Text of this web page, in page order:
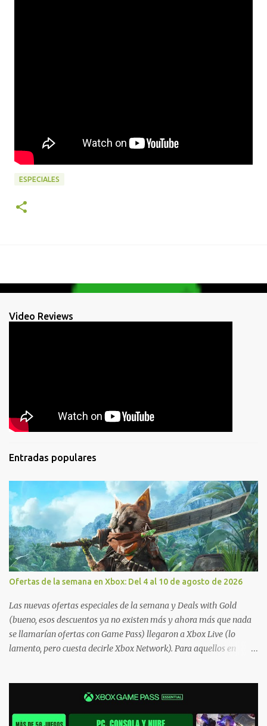
ESPECIALES
Video Reviews
Entradas populares
Ofertas de la semana en Xbox: Del 4 al 10 de agosto de 2026
Las nuevas ofertas especiales de la semana y Deals with Gold
(bueno, esos descuentos ya no existen más y ahora más que nada
se llamarían ofertas con Game Pass) llegaron a Xbox Live (lo
lamento, pero cuesta decirle Xbox Network). Para aquellos en
jugarlos y mantener un progreso compartido en Windows PC y
Xbox, y tenemos un listado de juegos compatibles por acá . ¿Aún
necesitas una mano con las compras? Tenemos un tutorial extenso